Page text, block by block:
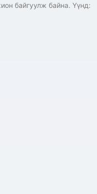
байгуулж байна. Үүнд: